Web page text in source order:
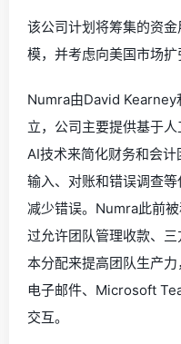
该公司计划将筹集的资
模，并考虑向美国市场扩
Numra由David
立，公司主要提供基于
AI技术来简化财务和会
输入、对账和错误调查
减少错误。Numra此前
过允许团队管理收款、
本分配来提高团队生产
电子邮件、Microsoft
交互。